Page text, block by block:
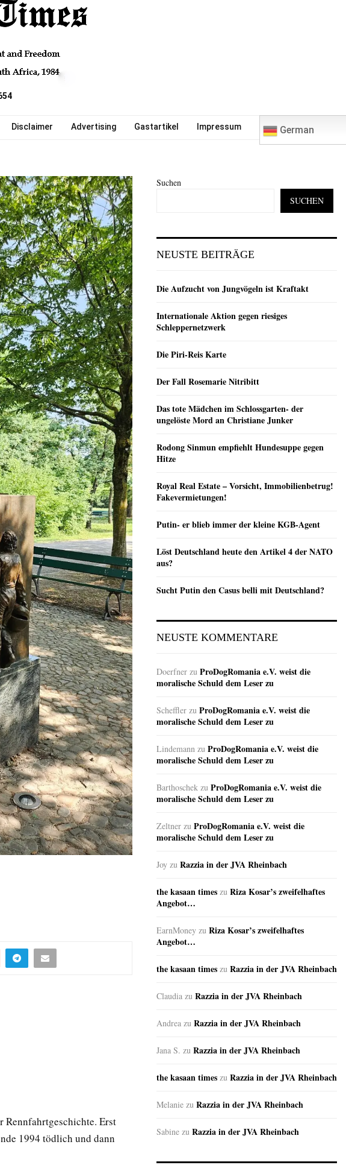
Disclaimer Advertising Gastartikel Impressum German
Rennfahrtgeschichte. Erst
1994 tödlich und dann
Suchen
SUCHEN
NEUSTE BEITRÄGE
Die Aufzucht von Jungvögeln ist Kraftakt
Internationale Aktion gegen riesiges
Schleppernetzwerk
Die Piri-Reis Karte
Der Fall Rosemarie Nitribitt
Das tote Mädchen im Schlossgarten- der
ungelöste Mord an Christiane Junker
Rodong Sinmun empfiehlt Hundesuppe gegen
Hitze
Royal Real Estate – Vorsicht, Immobilienbetrug!
Fakevermietungen!
Putin- er blieb immer der kleine KGB-Agent
Löst Deutschland heute den Artikel 4 der NATO
aus?
Sucht Putin den Casus belli mit Deutschland?
NEUSTE KOMMENTARE
Doerfner zu ProDogRomania e.V. weist die
moralische Schuld dem Leser zu
Scheffler zu ProDogRomania e.V. weist die
moralische Schuld dem Leser zu
Lindemann zu ProDogRomania e.V. weist die
moralische Schuld dem Leser zu
Barthoschek zu ProDogRomania e.V. weist die
moralische Schuld dem Leser zu
Zeltner zu ProDogRomania e.V. weist die
moralische Schuld dem Leser zu
Joy zu Razzia in der JVA Rheinbach
the kasaan times zu Riza Kosar’s zweifelhaftes
Angebot…
EarnMoney zu Riza Kosar’s zweifelhaftes
Angebot…
the kasaan times zu Razzia in der JVA Rheinbach
Claudia zu Razzia in der JVA Rheinbach
Andrea zu Razzia in der JVA Rheinbach
Jana S. zu Razzia in der JVA Rheinbach
the kasaan times zu Razzia in der JVA Rheinbach
Melanie zu Razzia in der JVA Rheinbach
Sabine zu Razzia in der JVA Rheinbach